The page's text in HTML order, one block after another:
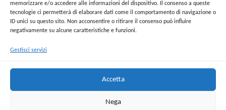
memorizzare e/o accedere alle informazioni del dispositivo. Il consenso a queste
tecnologie ci permetterà di elaborare dati come il comportamento di navigazione o
ID unici su questo sito. Non acconsentire o ritirare il consenso può influire
negativamente su alcune caratteristiche e funzioni.
Gestisci servizi
Accetta
Nega
Richiedi Modello